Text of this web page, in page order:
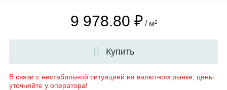
9 978.80 ₽ / м²
Купить
В связи с нестабильной ситуацией на валютном рынке, цены
уточняйте у оператора!